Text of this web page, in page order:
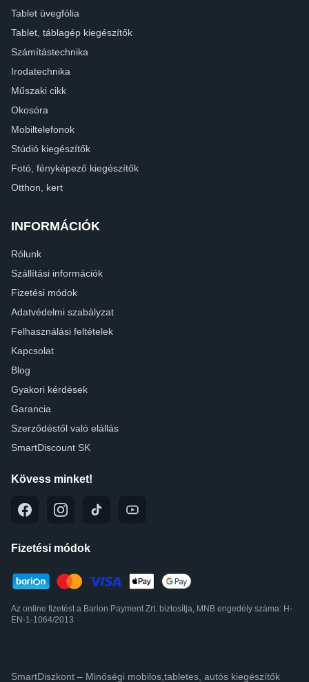
Tablet üvegfólia
Tablet, táblagép kiegészítők
Számítástechnika
Irodatechnika
Műszaki cikk
Okosóra
Mobiltelefonok
Stúdió kiegészítők
Fotó, fényképező kiegészítők
Otthon, kert
INFORMÁCIÓK
Rólunk
Szállítási információk
Fizetési módok
Adatvédelmi szabályzat
Felhasználási feltételek
Kapcsolat
Blog
Gyakori kérdések
Garancia
Szerződéstől való elállás
SmartDiscount SK
Kövess minket!
Fizetési módok
Az online fizetést a Barion Payment Zrt. biztosítja, MNB engedély száma: H-
EN-1-1064/2013
SmartDiszkont – Minőségi mobilos,tabletes, autós kiegészítők